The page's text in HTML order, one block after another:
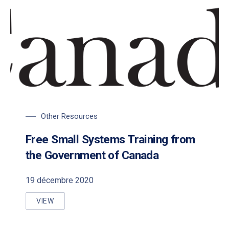
Other Resources
Free Small Systems Training from
the Government of Canada
19 décembre 2020
VIEW
FREE SMALL SYSTEMS TRAINING FROM THE